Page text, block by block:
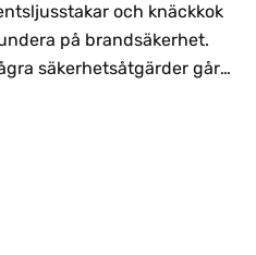
och knäckkok
på brandsäkerhet.
säkerhetsåtgärder går